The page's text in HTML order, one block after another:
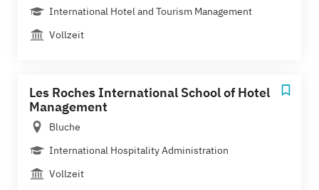
International Hotel and Tourism Management
Vollzeit
Les Roches International School of Hotel
Management
Bluche
International Hospitality Administration
Vollzeit